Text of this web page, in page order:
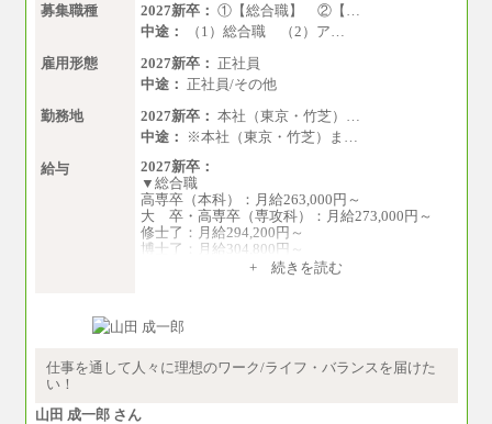
エリアサポート職 月給188,000円
※超過勤務手当：残業時間については全額時
間外手当を支給。
■（株）JTBグローバルマーケティング＆トラベ
ル
総合職 月給242,000円＋地域間調整給
訪日事業職 月給202,000～227,000円＋地域間
調整給
※詳細はJTBキャリアサイトよりご確認くださ
い。
■(株)JTBビジネストランスフォーム
総合職 月給205,000～225,000円＋地域間調整
エリア総合職 月給185,000円＋地域間調整給
■(株)JTBデータサービス ※2027年新卒募集終
総合職 月給186,000～194,000円＋地域手当
募集職種
2027新卒： ①【総合職】 ②【…
中途：
（1）総合職 （2）ア…
雇用形態
2027新卒： 正社員
中途： 正社員/その他
勤務地
2027新卒： 本社（東京・竹芝）…
中途：
※本社（東京・竹芝）ま…
給与
2027新卒：
▼総合職
高専卒（本科）：月給263,000円～
大 卒・高専卒（専攻科）：月給273,000円～
修士了：月給294,200円～
博士了：月給304,800円～
※卓越した能力、高度な技術や実績をお持ちの
ず個別設定することがあります
▼アソシエイト職
月給235,000円
全職種2025年度実績
+ 続きを読む
仕事を通して人々に理想のワーク/ライフ・バランスを届けた
い！
山田 成一郎 さん